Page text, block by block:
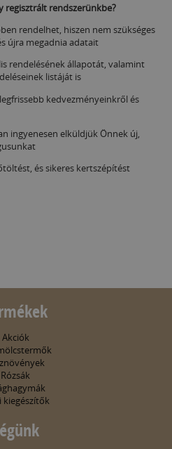
regisztrált rendszerünkbe?
rendelhet, hiszen nem szükséges
újra megadnia adatait
rendelésének állapotát, valamint
listáját is
kedvezményeinkről és
ingyenesen elküldjük Önnek új,
és sikeres kertszépítést
Akciók
Rózsák
kiegészítők